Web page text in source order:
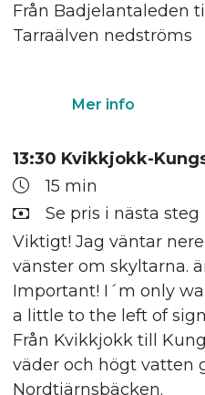
Från Badjelantaleden
Tarraälven nedströms
Mer info
13:30 Kvikkjokk-
15 min
Se pris i nästa steg
Viktigt! Jag väntar
vänster om skyltarna.
Important! I´m only
a little to the left of
Från Kvikkjokk till
väder och högt vatten
Nordtjärnsbäcken.